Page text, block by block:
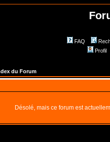
FAQ
Profil
du Forum
Désolé, mais ce forum est